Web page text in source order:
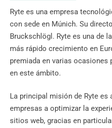
Ryte es una empresa
con sede en Múnich. Su
Bruckschlögl. Ryte es una de
más rápido crecimiento en
premiada en varias
en este ámbito.
La principal misión de Ryte es
empresas a optimizar la
sitios web, gracias en